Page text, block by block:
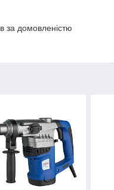
за домовленістю